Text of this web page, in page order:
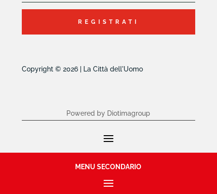
REGISTRATI
Copyright © 2026 | La Città dell'Uomo
Powered by Diotimagroup
MENU SECONDARIO